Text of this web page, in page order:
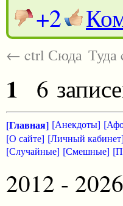
+2
← ctrl Сюда
1 6
[Главная] [Анекдоты]
[О сайте] [Личный кабинет]
[Случайные] [Смешные]
2012 - 2026